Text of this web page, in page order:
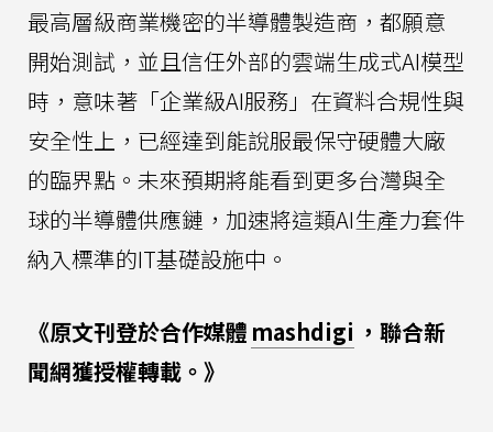
最高層級商業機密的半導體製造商，都願意
開始測試，並且信任外部的雲端生成式AI模型
時，意味著「企業級AI服務」在資料合規性與
安全性上，已經達到能說服最保守硬體大廠
的臨界點。未來預期將能看到更多台灣與全
球的半導體供應鏈，加速將這類AI生產力套件
納入標準的IT基礎設施中。
《原文刊登於合作媒體 mashdigi ，聯合新
聞網獲授權轉載。》